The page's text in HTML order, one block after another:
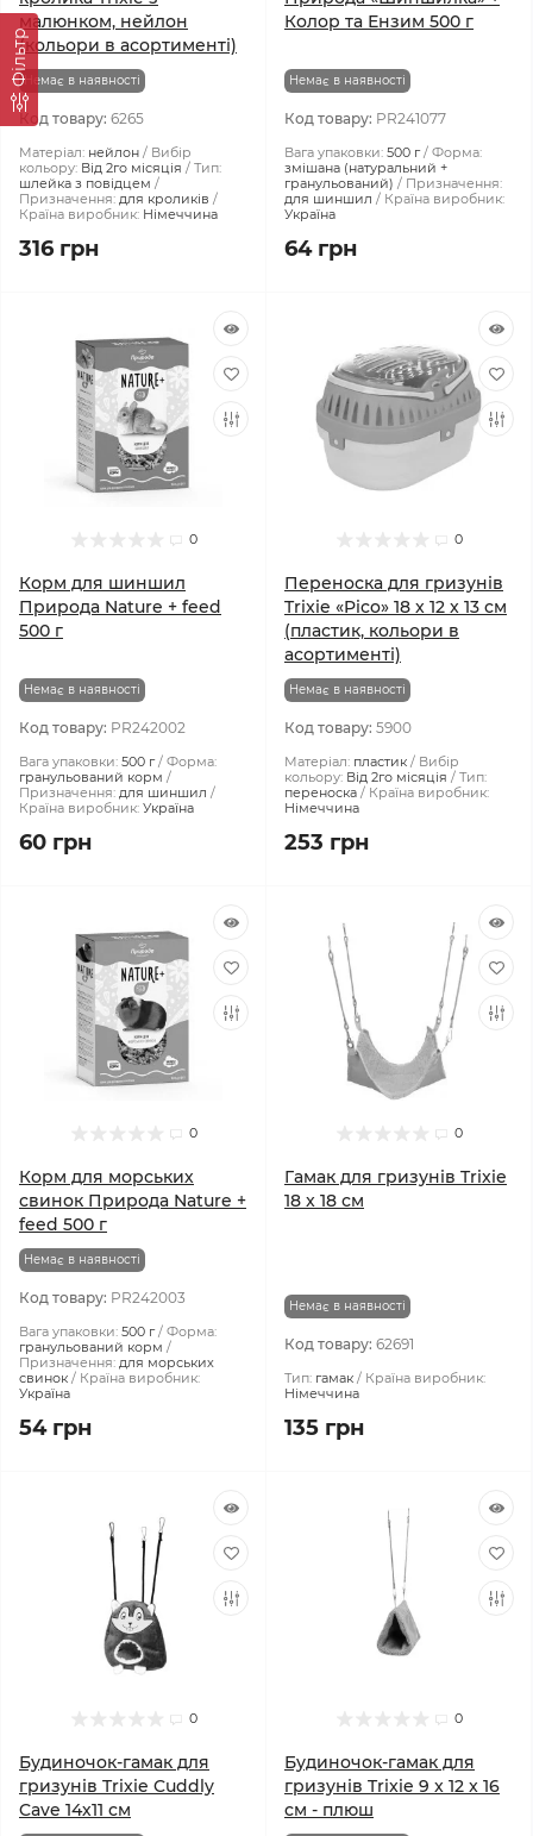
Фiльтр
малюнком, нейлон
(кольори в асортименті)
Немає в наявності
Код товару: 6265
Матеріал: нейлон
Вибір
кольору: Від 2го місяція
Тип:
шлейка з повідцем
Призначення: для кроликів
Країна виробник: Німеччина
316 грн
Колор та Ензим 500 г
Немає в наявності
Код товару: PR241077
Вага упаковки: 500 г
Форма:
змішана (натуральний +
гранульований)
Призначення:
для шиншил
Країна виробник:
Україна
64 грн
0
Корм для шиншил
Природа Nature + feed
500 г
Немає в наявності
Код товару: PR242002
Вага упаковки: 500 г
Форма:
гранульований корм
Призначення: для шиншил
Країна виробник: Україна
60 грн
0
Переноска для гризунів
Trixie «Pico» 18 x 12 x 13 см
(пластик, кольори в
асортименті)
Немає в наявності
Код товару: 5900
Матеріал: пластик
Вибір
кольору: Від 2го місяція
Тип:
переноска
Країна виробник:
Німеччина
253 грн
0
Корм для морських
свинок Природа Nature +
feed 500 г
Немає в наявності
Код товару: PR242003
Вага упаковки: 500 г
Форма:
гранульований корм
Призначення: для морських
свинок
Країна виробник:
Україна
54 грн
0
Гамак для гризунів Trixie
18 x 18 см
Немає в наявності
Код товару: 62691
Тип: гамак
Країна виробник:
Німеччина
135 грн
0
Будиночок-гамак для
гризунів Trixie Cuddly
Cave 14х11 см
0
Будиночок-гамак для
гризунів Trixie 9 x 12 x 16
см - плюш